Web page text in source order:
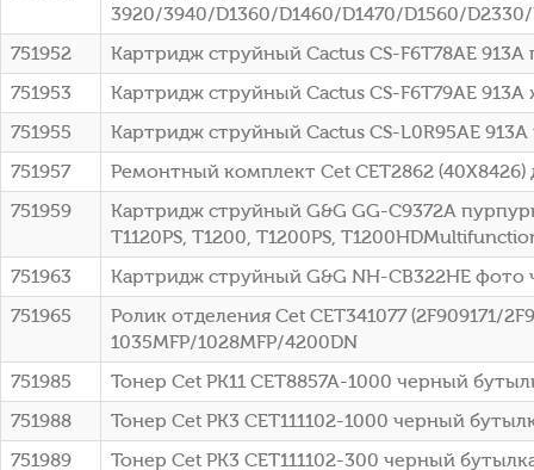
3920/3940/D1360/D1460/D1470/D1560/
751952
Картридж струйный Cactus CS-F6T78AE
751953
Картридж струйный Cactus CS-F6T79AE
751955
Картридж струйный Cactus CS-L0R95AE
751957
Ремонтный комплект Cet CET2862 (40X8426)
751959
Картридж струйный G&G GG-C9372A
T1120PS, T1200, T1200PS,
751963
Картридж струйный G&G NH-CB322HE фото
751965
Ролик отделения Cet CET341077 (2F909171/
1035MFP/1028MFP/4200DN
751985
Тонер Cet PK11 CET8857A-1000 черный
751988
Тонер Cet PK3 CET111102-1000 черный
751989
Тонер Cet PK3 CET111102-300 черный